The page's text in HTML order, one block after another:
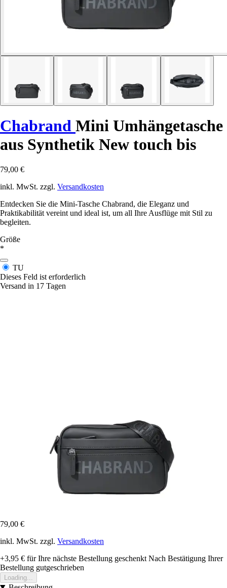
Chabrand Mini Umhängetasche
aus Synthetik New touch bis
79,00 €
inkl. MwSt. zzgl. Versandkosten
Entdecken Sie die Mini-Tasche Chabrand, die Eleganz und
Praktikabilität vereint und ideal ist, um all Ihre Ausflüge mit Stil zu
begleiten.
Größe
*
TU
Dieses Feld ist erforderlich
Versand in 17 Tagen
79,00 €
inkl. MwSt. zzgl. Versandkosten
+3,95 € für Ihre nächste Bestellung geschenkt Nach Bestätigung Ihrer
Bestellung gutgeschrieben
Loading...